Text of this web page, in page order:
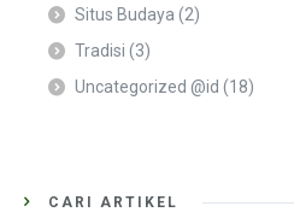
Situs Budaya (2)
Tradisi (3)
Uncategorized @id (18)
CARI ARTIKEL